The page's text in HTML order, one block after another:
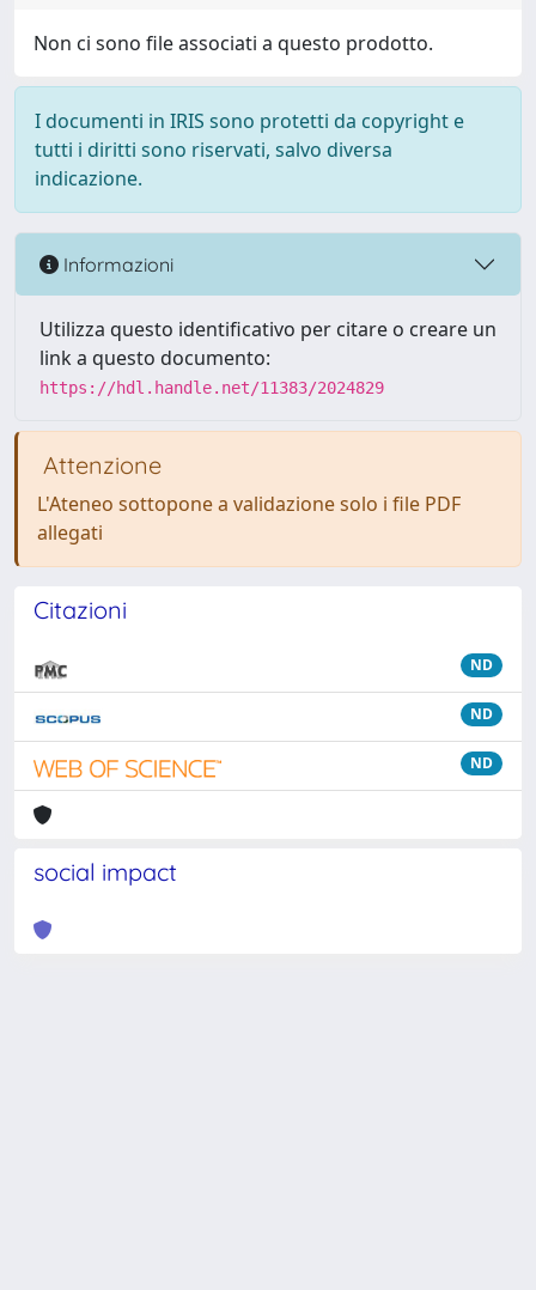
Non ci sono file associati a questo prodotto.
I documenti in IRIS sono protetti da copyright e
tutti i diritti sono riservati, salvo diversa
indicazione.
Informazioni
Utilizza questo identificativo per citare o creare un
link a questo documento:
https://hdl.handle.net/11383/2024829
Attenzione
L'Ateneo sottopone a validazione solo i file PDF
allegati
Citazioni
ND
ND
ND
social impact